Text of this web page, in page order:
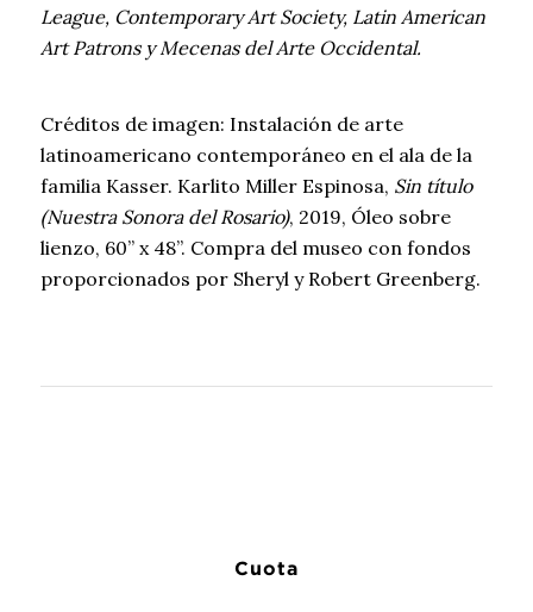
League, Contemporary Art Society, Latin American
Art Patrons y Mecenas del Arte Occidental.
Créditos de imagen: Instalación de arte
latinoamericano contemporáneo en el ala de la
familia Kasser. Karlito Miller Espinosa, Sin título
(Nuestra Sonora del Rosario), 2019, Óleo sobre
lienzo, 60” x 48”. Compra del museo con fondos
proporcionados por Sheryl y Robert Greenberg.
Cuota